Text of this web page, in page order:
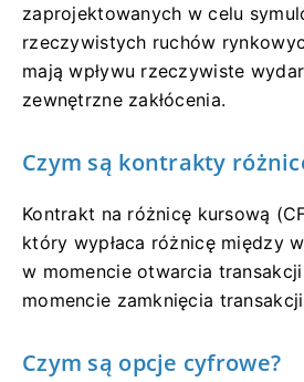
zaprojektowanych w celu
rzeczywistych ruchów
mają wpływu rzeczywiste
zewnętrzne zakłócenia.
Czym są kontrakty
Kontrakt na różnicę kursową
który wypłaca różnicę między
w momencie otwarcia
momencie zamknięcia
Czym są opcje cyfrowe?